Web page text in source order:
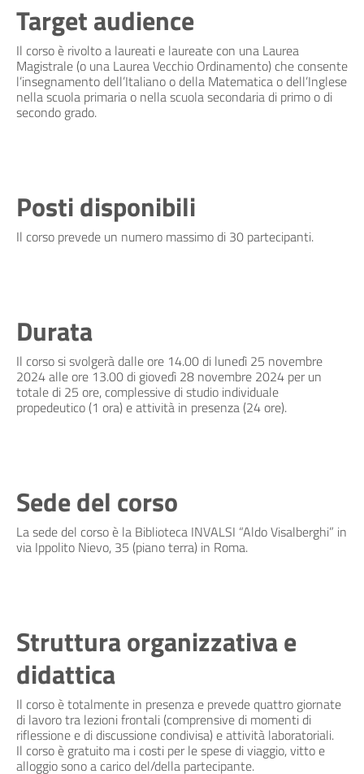
Target audience
Il corso è rivolto a laureati e laureate con una Laurea
Magistrale (o una Laurea Vecchio Ordinamento) che consente
l’insegnamento dell’Italiano o della Matematica o dell’Inglese
nella scuola primaria o nella scuola secondaria di primo o di
secondo grado.
Posti disponibili
Il corso prevede un numero massimo di 30 partecipanti.
Durata
Il corso si svolgerà dalle ore 14.00 di lunedì 25 novembre
2024 alle ore 13.00 di giovedì 28 novembre 2024 per un
totale di 25 ore, complessive di studio individuale
propedeutico (1 ora) e attività in presenza (24 ore).
Sede del corso
La sede del corso è la Biblioteca INVALSI “Aldo Visalberghi” in
via Ippolito Nievo, 35 (piano terra) in Roma.
Struttura organizzativa e
didattica
Il corso è totalmente in presenza e prevede quattro giornate
di lavoro tra lezioni frontali (comprensive di momenti di
riflessione e di discussione condivisa) e attività laboratoriali.
Il corso è gratuito ma i costi per le spese di viaggio, vitto e
alloggio sono a carico del/della partecipante.